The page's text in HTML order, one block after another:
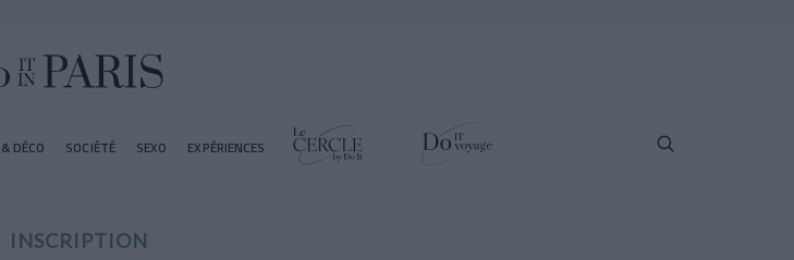
DÉCO SOCIÉTÉ SEXO EXPÉRIENCES
INSCRIPTION